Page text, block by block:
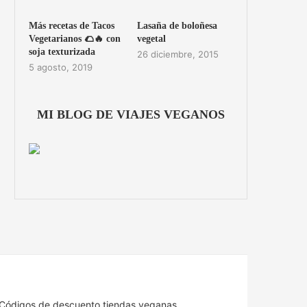
Más recetas de Tacos
Vegetarianos 🌮🔥 con
soja texturizada
5 agosto, 2019
Lasaña de boloñesa
vegetal
26 diciembre, 2015
MI BLOG DE VIAJES VEGANOS
Códigos de descuento tiendas veganas